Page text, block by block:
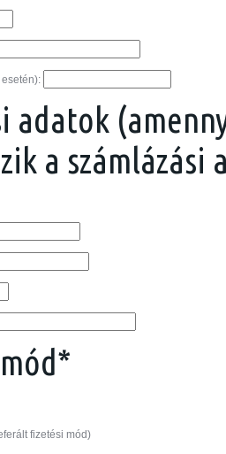
adatok
a számlázási
fizetési mód)